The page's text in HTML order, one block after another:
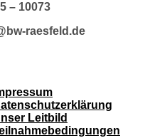
– 10073
raesfeld.de
Leitbild